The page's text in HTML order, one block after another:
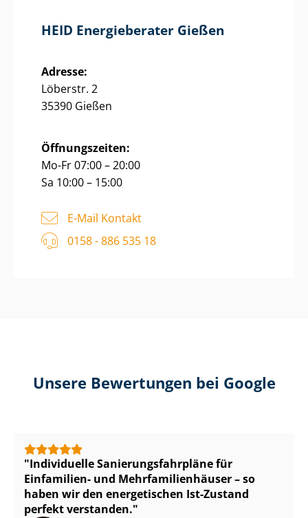
HEID Energieberater Gießen
Adresse:
Löberstr. 2
35390 Gießen
Öffnungszeiten:
Mo-Fr 07:00 – 20:00
Sa 10:00 – 15:00
E-Mail Kontakt
0158 - 886 535 18
Unsere Bewertungen bei Google
Individuelle Sa­nie­rungs­fahr­plä­ne für
Einfamilien- und Mehr­fa­mi­li­en­häu­ser – so
haben wir den energetischen Ist-Zustand
perfekt verstanden.